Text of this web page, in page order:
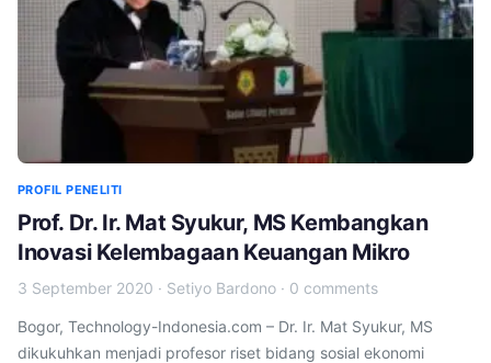
PROFIL PENELITI
Prof. Dr. Ir. Mat Syukur, MS Kembangkan
Inovasi Kelembagaan Keuangan Mikro
3 September 2020 · Setiyo Bardono · 0 comments
Bogor, Technology-Indonesia.com – Dr. Ir. Mat Syukur, MS
dikukuhkan menjadi profesor riset bidang sosial ekonomi